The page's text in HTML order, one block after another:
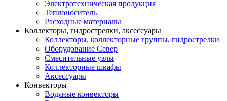
Электротехническая продукция
Теплоноситель
Расходные материалы
Коллекторы, гидрострелки, аксессуары
Коллекторы, коллекторные группы, гидрострелки
Оборудование Север
Смесительные узлы
Коллекторные шкафы
Аксессуары
Конвекторы
Водяные конвекторы